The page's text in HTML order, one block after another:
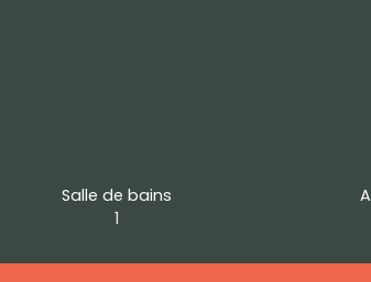
Salle de bains
1